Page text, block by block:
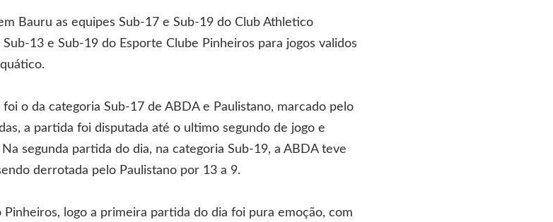
Bauru as equipes Sub-17 e Sub-19 do Club Athletico
13 e Sub-19 do Esporte Clube Pinheiros para jogos validos
o da categoria Sub-17 de ABDA e Paulistano, marcado pelo
a partida foi disputada até o ultimo segundo de jogo e
segunda partida do dia, na categoria Sub-19, a ABDA teve
derrotada pelo Paulistano por 13 a 9.
logo a primeira partida do dia foi pura emoção, com